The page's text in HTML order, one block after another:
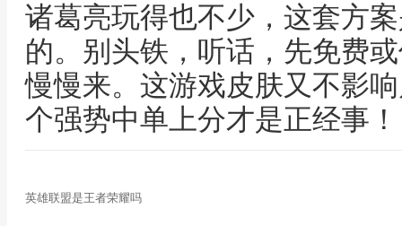
诸葛亮玩得也不少，这套方
的。别头铁，听话，先免费
慢慢来。这游戏皮肤又不影
个强势中单上分才是正经事！
英雄联盟是王者荣耀吗